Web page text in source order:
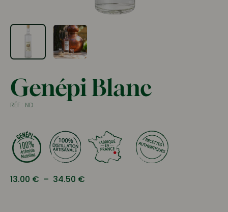
Genépi Blanc
13.00 € – 34.50 €
RÉF : ND